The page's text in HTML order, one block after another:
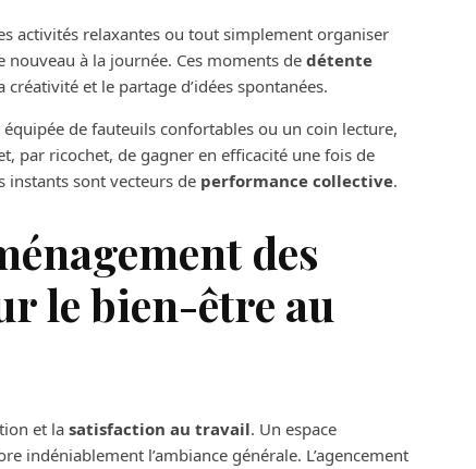
activités relaxantes ou tout simplement organiser
à la journée. Ces moments de détente
et le partage d’idées spontanées.
de fauteuils confortables ou un coin lecture,
par ricochet, de gagner en efficacité une fois de
instants sont vecteurs de performance collective.
des
le bien-être au
et la satisfaction au travail. Un espace
indéniablement l’ambiance générale. L’agencement